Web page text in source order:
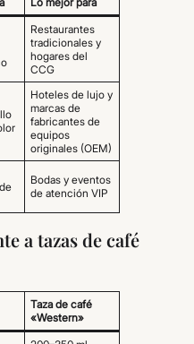
Restaurantes
tradicionales y
hogares del
CCG
Hoteles de lujo y
marcas de
fabricantes de
equipos
originales (OEM)
Bodas y eventos
de atención VIP
a tazas de café
Taza de café
«Western»